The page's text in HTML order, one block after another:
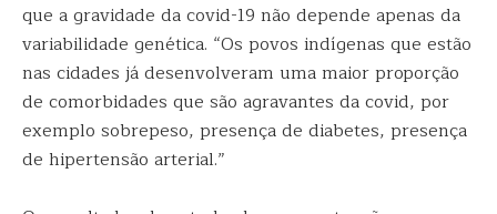
que a gravidade da covid-19 não depende apenas da
variabilidade genética. “Os povos indígenas que estão
nas cidades já desenvolveram uma maior proporção
de comorbidades que são agravantes da covid, por
exemplo sobrepeso, presença de diabetes, presença
de hipertensão arterial.”